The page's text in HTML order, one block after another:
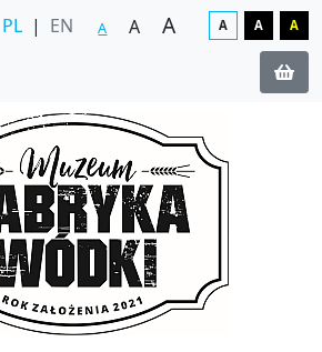
PL | EN A A A A A A